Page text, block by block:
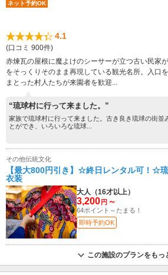
ネット予約OK
4.1
(口コミ 900件)
赤煉瓦の屋根に魔よけのシーサーが立つ古い民家
をそっくりそのまま再現している観光名所。入口
まとった村人たちが来園者を歓迎...
“琉球村に行って来ました。”
家族で琉球村に行って来ました。古き良き琉球の街並
とができ、いろいろな琉球...
その他伝統文化
【最大800円引き】☆終日レンタル可！☆
衣装
大人（16才以上）
3,200 円 ～
64ポイント～たまる！
即時予約OK
この施設のプランをもっ